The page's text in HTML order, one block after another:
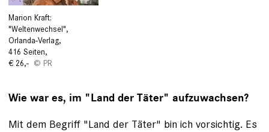
Marion Kraft:
"Weltenwechsel",
Orlanda-Verlag,
416 Seiten,
€ 26,-
PR
Wie war es, im "Land der Täter" aufzuwachsen?
Mit dem Begriff "Land der Täter" bin ich vorsichtig. Es